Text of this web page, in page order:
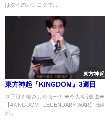
はタイのバンコクで...
東方神起
東方神起『KINGDOM』3週目
３回目を噛みしめる〜!!! 👑今夜3話放送👑
【#KINGDOM : LEGENDARY WAR】 6組
が...